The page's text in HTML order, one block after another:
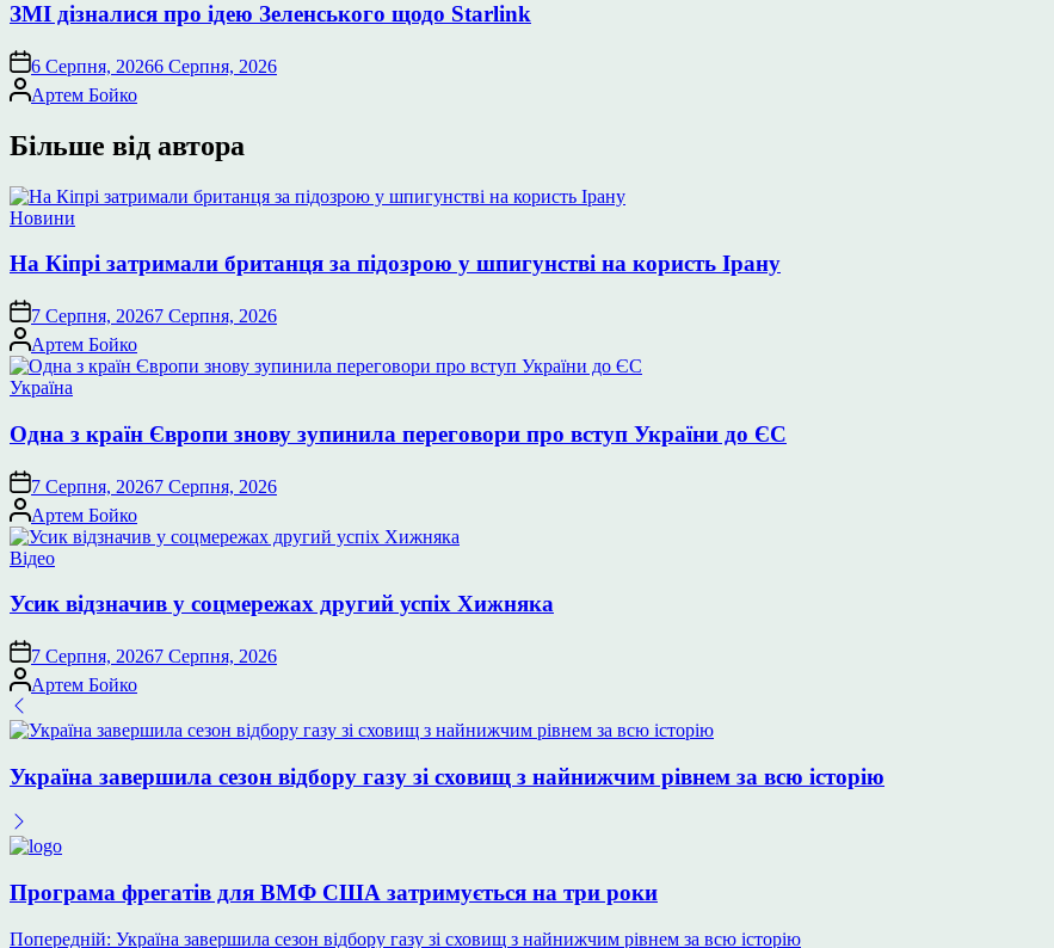
ЗМІ дізналися про ідею Зеленського щодо Starlink
6 Серпня, 20266 Серпня, 2026
Опубліковано
Артем Бойко
Більше від автора
Опублікувати
Новини
На Кіпрі затримали британця за підозрою у шпигунстві на користь Ірану
7 Серпня, 20267 Серпня, 2026
Опубліковано
Артем Бойко
Опублікувати
Україна
Одна з країн Європи знову зупинила переговори про вступ України до ЄС
7 Серпня, 20267 Серпня, 2026
Опубліковано
Артем Бойко
Опублікувати
Відео
Усик відзначив у соцмережах другий успіх Хижняка
7 Серпня, 20267 Серпня, 2026
Опубліковано
Артем Бойко
Україна завершила сезон відбору газу зі сховищ з найнижчим рівнем за всю історію
Програма фрегатів для ВМФ США затримується на три роки
Попередній: Україна завершила сезон відбору газу зі сховищ з найнижчим рівнем за всю історію